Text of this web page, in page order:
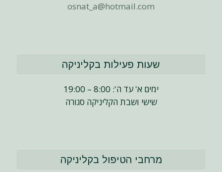
osnat_a@hotmail.com
שעות פעילות בקליניקה
ימים א' עד ה': 8:00 – 19:00
שישי ושבת הקליניקה סגורה
מרחבי הטיפול בקליניקה